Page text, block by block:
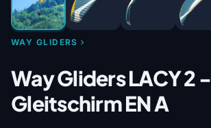
WAY GLIDERS
Way Gliders LACY 2 -
Gleitschirm EN A